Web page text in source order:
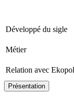
Développé du sigle
Métier
Relation avec
Présentation